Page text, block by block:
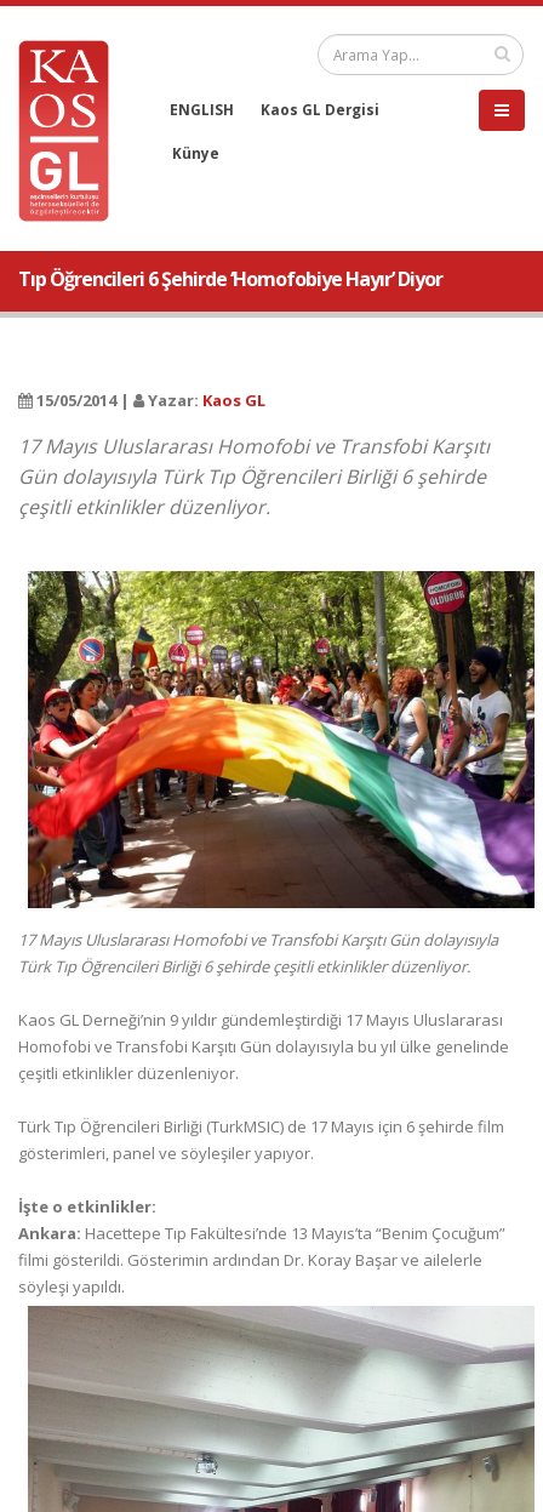
ENGLISH Kaos GL Dergisi
Künye
Tıp Öğrencileri 6 Şehirde ‘Homofobiye Hayır’ Diyor
15/05/2014 | Yazar: Kaos GL
17 Mayıs Uluslararası Homofobi ve Transfobi Karşıtı
Gün dolayısıyla Türk Tıp Öğrencileri Birliği 6 şehirde
çeşitli etkinlikler düzenliyor.
17 Mayıs Uluslararası Homofobi ve Transfobi Karşıtı Gün dolayısıyla
Türk Tıp Öğrencileri Birliği 6 şehirde çeşitli etkinlikler düzenliyor.
Kaos GL Derneği’nin 9 yıldır gündemleştirdiği 17 Mayıs Uluslararası
Homofobi ve Transfobi Karşıtı Gün dolayısıyla bu yıl ülke genelinde
çeşitli etkinlikler düzenleniyor.
Türk Tıp Öğrencileri Birliği (TurkMSIC) de 17 Mayıs için 6 şehirde film
gösterimleri, panel ve söyleşiler yapıyor.
İşte o etkinlikler:
Ankara: Hacettepe Tıp Fakültesi’nde 13 Mayıs’ta “Benim Çocuğum”
filmi gösterildi. Gösterimin ardından Dr. Koray Başar ve ailelerle
söyleşi yapıldı.